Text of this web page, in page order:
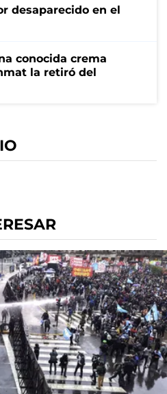
desaparecido en el
conocida crema
la retiró del